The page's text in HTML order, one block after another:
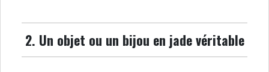
2. Un objet ou un bijou en jade véritable